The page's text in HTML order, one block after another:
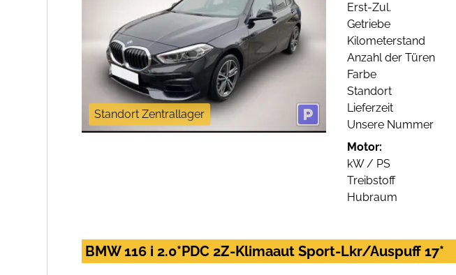
Standort Zentrallager
Erst-Zul.
Getriebe
Kilometerstand
Anzahl der Türen
Farbe
Standort
Lieferzeit
Unsere Nummer
Motor:
kW / PS
Treibstoff
Hubraum
BMW 116 i 2.0*PDC 2Z-Klimaaut Sport-Lkr/Auspuff 17*